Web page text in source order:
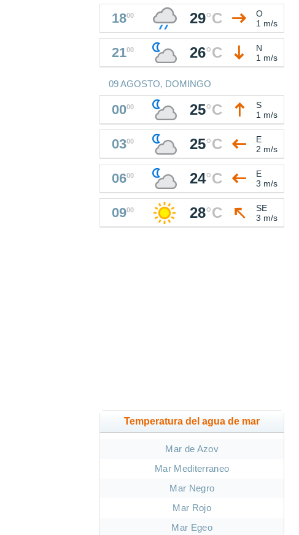
1800 29°C
O
1 m/s
2100 26°C
N
1 m/s
09 AGOSTO, DOMINGO
0000 25°C
S
1 m/s
0300 25°C
E
2 m/s
0600 24°C
E
3 m/s
0900 28°C
SE
3 m/s
Temperatura del agua de mar
Mar de Azov
Mar Mediterraneo
Mar Negro
Mar Rojo
Mar Egeo